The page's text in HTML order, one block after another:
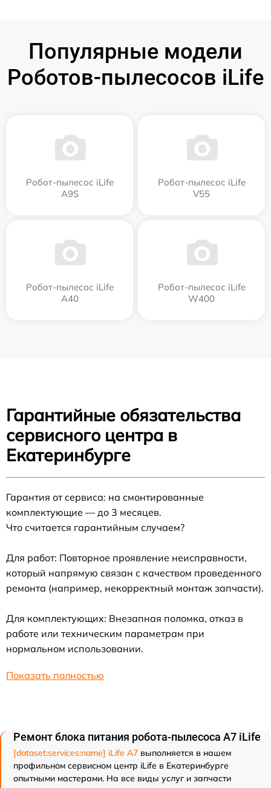
Популярные модели
Роботов-пылесосов iLife
Робот-пылесос iLife
A9S
Робот-пылесос iLife
V55
Робот-пылесос iLife
A40
Робот-пылесос iLife
W400
Гарантийные обязательства
сервисного центра в
Екатеринбурге
Гарантия от сервиса: на смонтированные
комплектующие — до 3 месяцев.
Что считается гарантийным случаем?
Для работ: Повторное проявление неисправности,
который напрямую связан с качеством проведенного
ремонта (например, некорректный монтаж запчасти).
Для комплектующих: Внезапная поломка, отказ в
работе или техническим параметрам при
нормальном использовании.
Показать полностью
Ремонт блока питания робота-пылесоса A7 iLife
[dataset:services:name] iLife A7 выполняется в нашем
профильном сервисном центр iLife в Екатеринбурге
опытными мастерами. На все виды услуг и запчасти